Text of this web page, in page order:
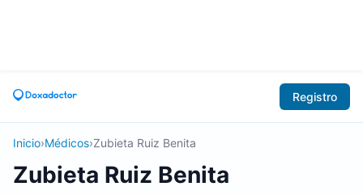
Registro
Inicio›Médicos›Zubieta Ruiz Benita
Zubieta Ruiz Benita